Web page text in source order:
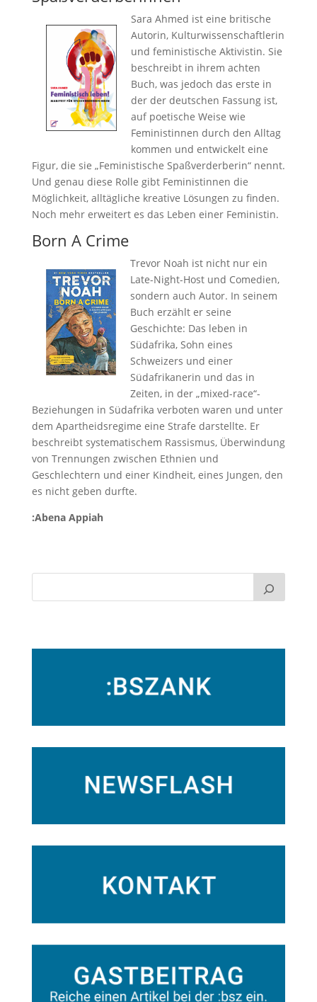
Sara Ahmed ist eine britische
Autorin, Kulturwissenschaftlerin
und feministische Aktivistin. Sie
beschreibt in ihrem achten
Buch, was jedoch das erste in
der der deutschen Fassung ist,
auf poetische Weise wie
Feministinnen durch den Alltag
kommen und entwickelt eine
Figur, die sie „Feministische Spaßverderberin“ nennt.
Und genau diese Rolle gibt Feministinnen die
Möglichkeit, alltägliche kreative Lösungen zu finden.
Noch mehr erweitert es das Leben einer Feministin.
Born A Crime
Trevor Noah ist nicht nur ein
Late-Night-Host und Comedien,
sondern auch Autor. In seinem
Buch erzählt er seine
Geschichte: Das leben in
Südafrika, Sohn eines
Schweizers und einer
Südafrikanerin und das in
Zeiten, in der „mixed-race“-
Beziehungen in Südafrika verboten waren und unter
dem Apartheidsregime eine Strafe darstellte. Er
beschreibt systematischem Rassismus, Überwindung
von Trennungen zwischen Ethnien und
Geschlechtern und einer Kindheit, eines Jungen, den
es nicht geben durfte.
:Abena Appiah